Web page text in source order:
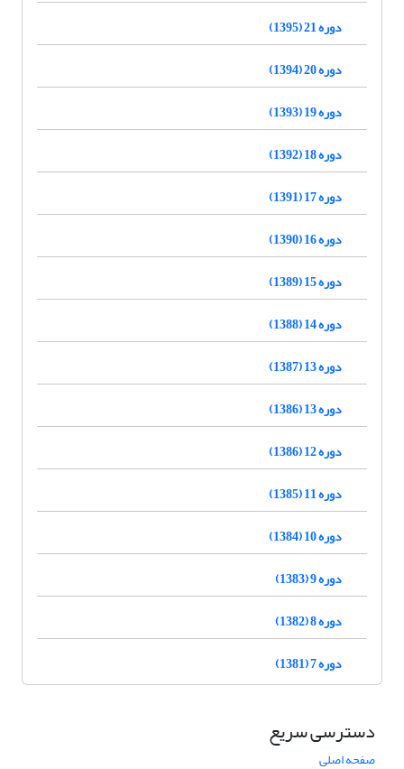
دوره 21 (1395)
دوره 20 (1394)
دوره 19 (1393)
دوره 18 (1392)
دوره 17 (1391)
دوره 16 (1390)
دوره 15 (1389)
دوره 14 (1388)
دوره 13 (1387)
دوره 13 (1386)
دوره 12 (1386)
دوره 11 (1385)
دوره 10 (1384)
دوره 9 (1383)
دوره 8 (1382)
دوره 7 (1381)
دسترسی سریع
صفحه اصلی